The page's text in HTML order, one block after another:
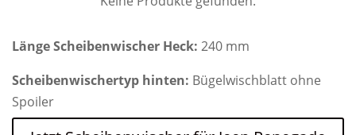
Länge Scheibenwischer Heck: 240 mm
Scheibenwischertyp hinten: Bügelwischblatt ohne
Spoiler